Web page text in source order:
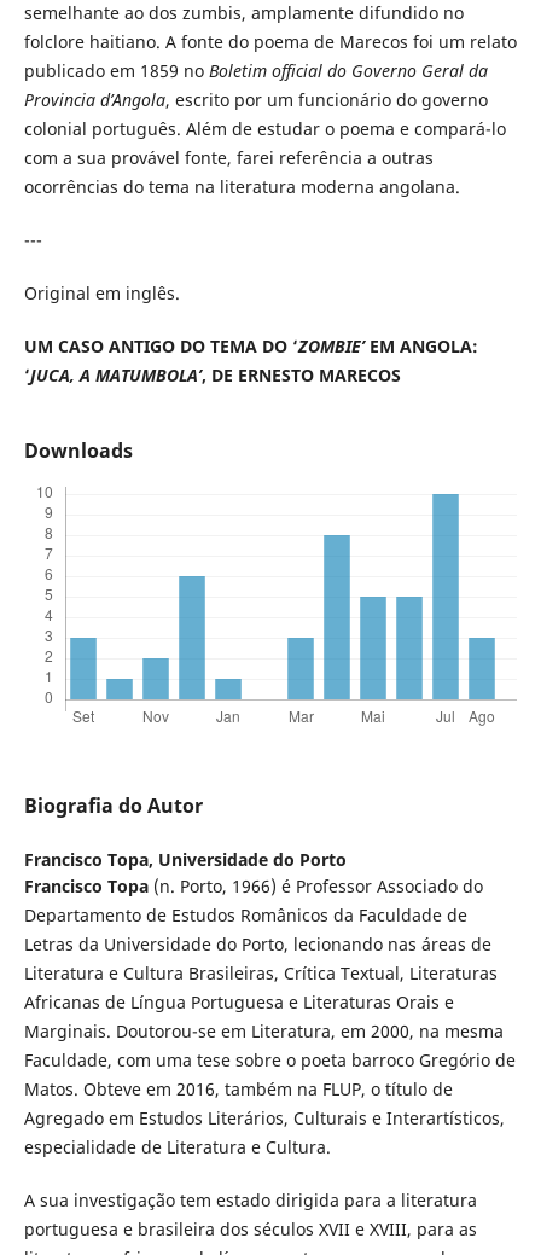
semelhante ao dos zumbis, amplamente difundido no
folclore haitiano. A fonte do poema de Marecos foi um relato
publicado em 1859 no Boletim official do Governo Geral da
Provincia d’Angola, escrito por um funcio­nário do governo
colonial português. Além de estudar o poema e compará-lo
com a sua provável fonte, farei referência a outras
ocorrências do tema na literatura moderna angolana.
---
Original em inglês.
UM CASO ANTIGO DO TEMA DO ‘ZOMBIE’ EM ANGOLA:
‘JUCA, A MATUMBOLA’, DE ERNESTO MARECOS
Downloads
Biografia do Autor
Francisco Topa, Universidade do Porto
Francisco Topa(n. Porto, 1966) é Professor Associado do
Departamento de Estudos Românicos da Faculdade de
Letras da Universidade do Porto, lecionando nas áreas de
Literatura e Cultura Brasileiras, Crítica Textual, Literaturas
Africanas de Língua Portuguesa e Literaturas Orais e
Marginais. Doutorou-se em Literatura, em 2000, na mesma
Faculdade, com uma tese sobre o poeta barroco Gregório de
Matos. Obteve em 2016, também na FLUP, o título de
Agregado em Estudos Literários, Culturais e Interartísticos,
especialidade de Literatura e Cultura.
A sua investigação tem estado dirigida para a literatura
portuguesa e brasileira dos séculos XVII e XVIII, para as